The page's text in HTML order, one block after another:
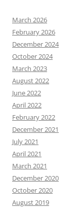
March 2026
February 2026
December 2024
October 2024
March 2023
August 2022
June 2022
April 2022
February 2022
December 2021
July 2021
April 2021
March 2021
December 2020
October 2020
August 2019